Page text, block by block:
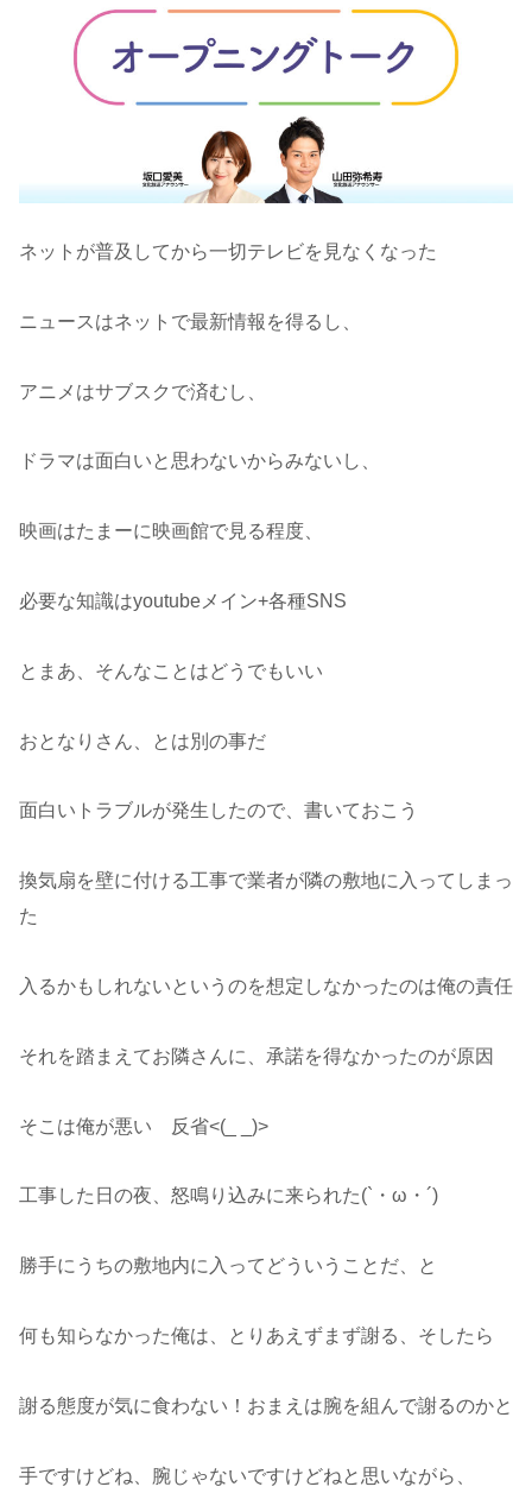
ネットが普及してから一切テレビを見なくなった
ニュースはネットで最新情報を得るし、
アニメはサブスクで済むし、
ドラマは面白いと思わないからみないし、
映画はたまーに映画館で見る程度、
必要な知識はyoutubeメイン+各種SNS
とまあ、そんなことはどうでもいい
おとなりさん、とは別の事だ
面白いトラブルが発生したので、書いておこう
換気扇を壁に付ける工事で業者が隣の敷地に入ってしまっ
た
入るかもしれないというのを想定しなかったのは俺の責任
それを踏まえてお隣さんに、承諾を得なかったのが原因
そこは俺が悪い 反省<(_ _)>
工事した日の夜、怒鳴り込みに来られた(`・ω・´)
勝手にうちの敷地内に入ってどういうことだ、と
何も知らなかった俺は、とりあえずまず謝る、そしたら
謝る態度が気に食わない！おまえは腕を組んで謝るのかと
手ですけどね、腕じゃないですけどねと思いながら、